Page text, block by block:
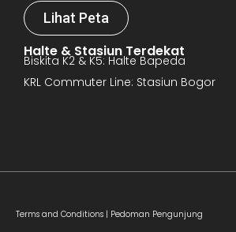
Lihat Peta
Halte & Stasiun Terdekat
Biskita K2 & K5: Halte Bapeda
KRL Commuter Line: Stasiun Bogor
Terms and Conditions | Pedoman Pengunjung